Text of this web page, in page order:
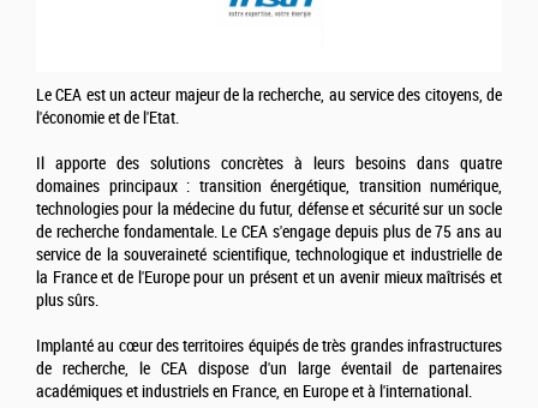
Le CEA est un acteur majeur de la recherche, au service des citoyens, de
l'économie et de l'Etat.
Il apporte des solutions concrètes à leurs besoins dans quatre
domaines principaux : transition énergétique, transition numérique,
technologies pour la médecine du futur, défense et sécurité sur un socle
de recherche fondamentale. Le CEA s'engage depuis plus de 75 ans au
service de la souveraineté scientifique, technologique et industrielle de
la France et de l'Europe pour un présent et un avenir mieux maîtrisés et
plus sûrs.
Implanté au cœur des territoires équipés de très grandes infrastructures
de recherche, le CEA dispose d'un large éventail de partenaires
académiques et industriels en France, en Europe et à l'international.